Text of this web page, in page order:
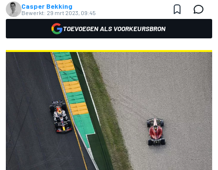
Casper Bekking
Bewerkt: 29 mrt 2023, 09:45
TOEVOEGEN ALS VOORKEURSBRON